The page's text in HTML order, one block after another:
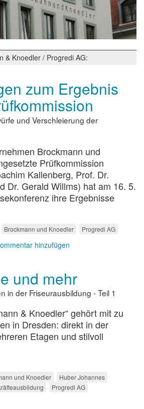
& Knoedler / Progredi AG:
zum Ergebnis
und Verschleierung der
Brockmann und
Prüfkommission
Kallenberg, Prof. Dr.
Dr. Gerald Willms) hat am 16. 5.
ihre Ergebnisse
Brockmann und Knoedler Progredi AG
hinzufügen
und mehr
in der Friseurausbildung - Teil 1
& Knoedler“ gehört mit zu
in Dresden: direkt in der
Etagen und stilvoll
und Knoedler
Huber Johannes
Progredi AG